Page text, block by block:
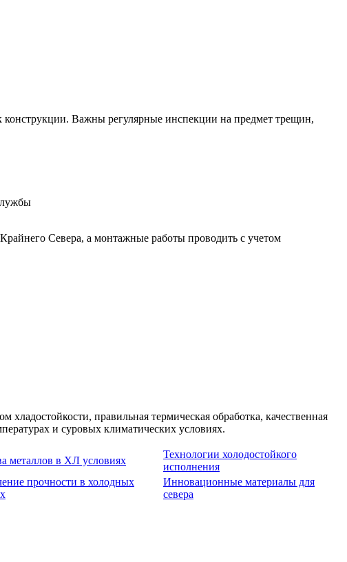
конструкции. Важны регулярные инспекции на предмет трещин,
Севера, а монтажные работы проводить с учетом
правильная термическая обработка, качественная
и суровых климатических условиях.
металлов в ХЛ условиях
Технологии холодостойкого
исполнения
прочности в холодных
Инновационные материалы для
севера